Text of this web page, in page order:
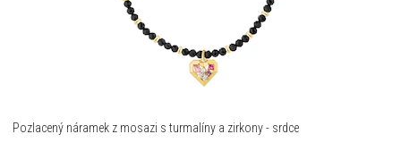
Pozlacený náramek z mosazi s turmalíny a zirkony - srdce